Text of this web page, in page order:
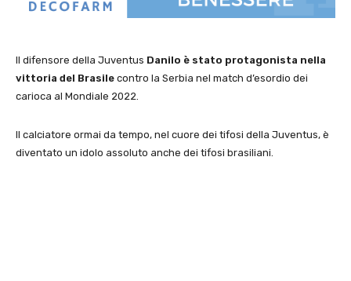
Il difensore della Juventus Danilo è stato protagonista nella
vittoria del Brasile contro la Serbia nel match d’esordio dei
carioca al Mondiale 2022.
Il calciatore ormai da tempo, nel cuore dei tifosi della Juventus, è
diventato un idolo assoluto anche dei tifosi brasiliani.